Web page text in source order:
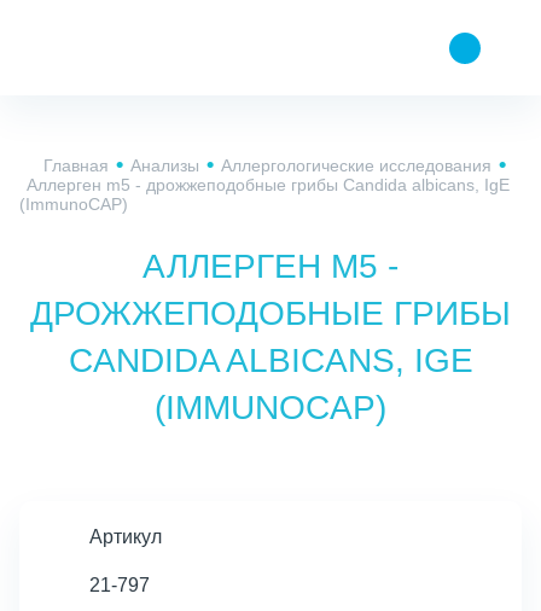
Главная Анализы
Аллергологические исследования
Аллерген m5 - дрожжеподобные грибы Candida albicans, IgE
(ImmunoCAP)
АЛЛЕРГЕН M5 -
ДРОЖЖЕПОДОБНЫЕ ГРИБЫ
CANDIDA ALBICANS, IGE
(IMMUNOCAP)
Артикул
21-797